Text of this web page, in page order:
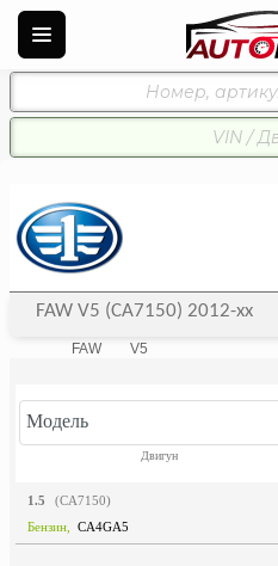
FAW V5 (CA7150) 2012-xx
FAW V5
Модель
Двигун
1.5
(CA7150)
Бензин,
CA4GA5